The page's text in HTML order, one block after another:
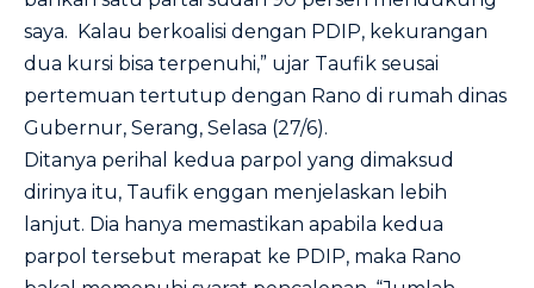
saya. Kalau berkoalisi dengan PDIP, kekurangan
dua kursi bisa terpenuhi,” ujar Taufik seusai
pertemuan tertutup dengan Rano di rumah dinas
Gubernur, Serang, Selasa (27/6).
Ditanya perihal kedua parpol yang dimaksud
dirinya itu, Taufik enggan menjelaskan lebih
lanjut. Dia hanya memastikan apabila kedua
parpol tersebut merapat ke PDIP, maka Rano